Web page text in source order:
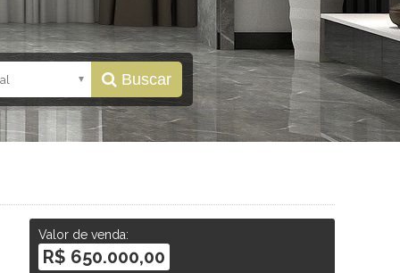
Buscar
Valor de venda:
R$ 650.000,00